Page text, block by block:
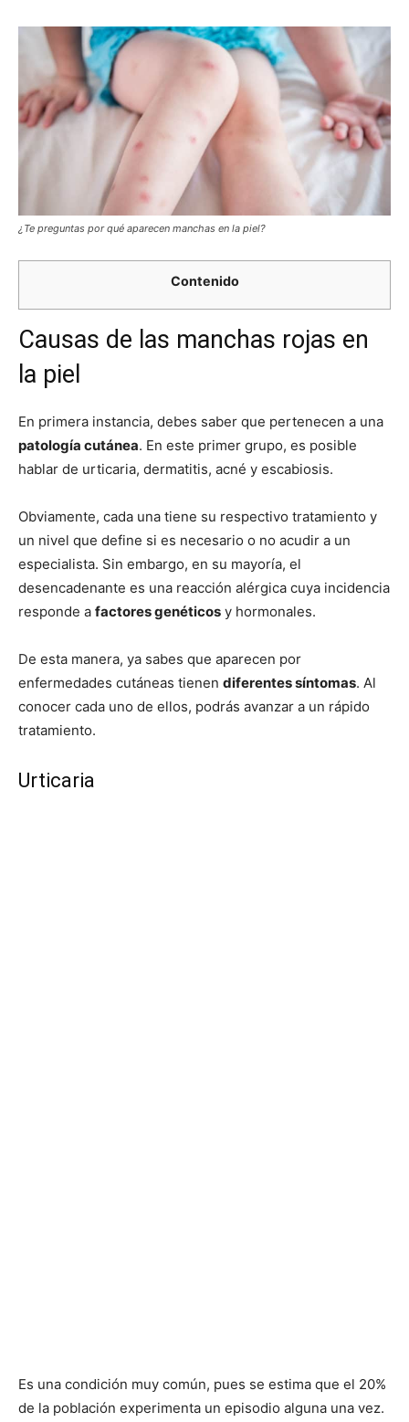
¿Te preguntas por qué aparecen manchas en la piel?
Contenido
Causas de las manchas rojas en
la piel
En primera instancia, debes saber que pertenecen a una
patología cutánea. En este primer grupo, es posible
hablar de urticaria, dermatitis, acné y escabiosis.
Obviamente, cada una tiene su respectivo tratamiento y
un nivel que define si es necesario o no acudir a un
especialista. Sin embargo, en su mayoría, el
desencadenante es una reacción alérgica cuya incidencia
responde a factores genéticos y hormonales.
De esta manera, ya sabes que aparecen por
enfermedades cutáneas tienen diferentes síntomas. Al
conocer cada uno de ellos, podrás avanzar a un rápido
tratamiento.
Urticaria
Es una condición muy común, pues se estima que el 20%
de la población experimenta un episodio alguna una vez.